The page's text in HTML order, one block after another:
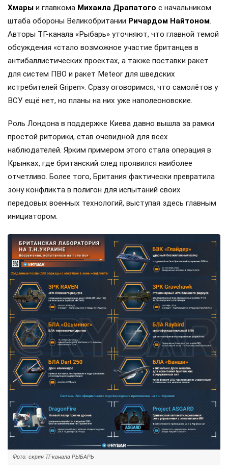
Хмары и главкома Михаила Драпатого с начальником
штаба обороны Великобритании Ричардом Найтоном.
Авторы ТГ-канала «Рыбарь» уточняют, что главной темой
обсуждения «стало возможное участие британцев в
антибаллистических проектах, а также поставки ракет
для систем ПВО и ракет Meteor для шведских
истребителей Gripen». Сразу оговоримся, что самолётов у
ВСУ ещё нет, но планы на них уже наполеоновские.
Роль Лондона в поддержке Киева давно вышла за рамки
простой риторики, став очевидной для всех
наблюдателей. Ярким примером этого стала операция в
Крынках, где британский след проявился наиболее
отчетливо. Более того, Британия фактически превратила
зону конфликта в полигон для испытаний своих
передовых военных технологий, выступая здесь главным
инициатором.
Фото: скрин ТГ-канала РЫБАРЬ